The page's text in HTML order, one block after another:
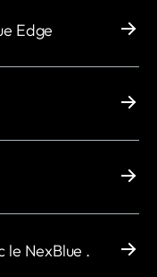
Edge
le NexBlue .